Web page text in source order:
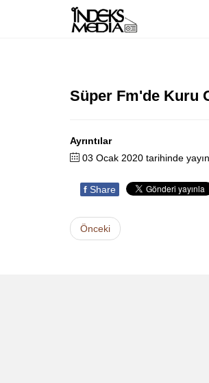
Süper Fm'de Kuru
Ayrıntılar
03 Ocak 2020 tarihinde
f Share
Önceki